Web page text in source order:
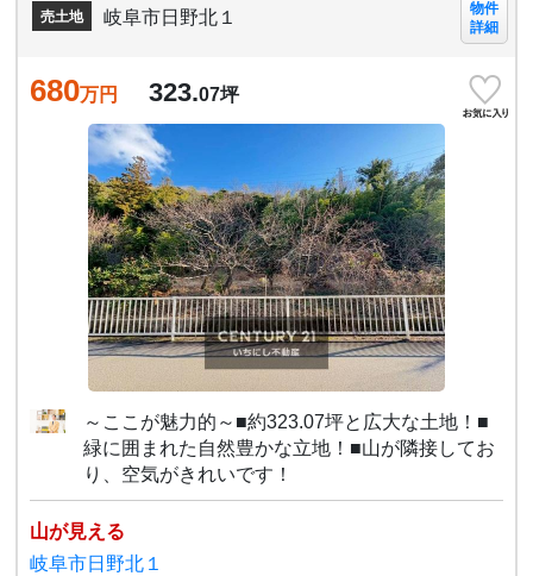
売土地 岐阜市日野北１
物件
詳細
680万円 323.07坪
～ここが魅力的～■約323.07坪と広大な土地！■
緑に囲まれた自然豊かな立地！■山が隣接してお
り、空気がきれいです！
山が見える
岐阜市日野北１